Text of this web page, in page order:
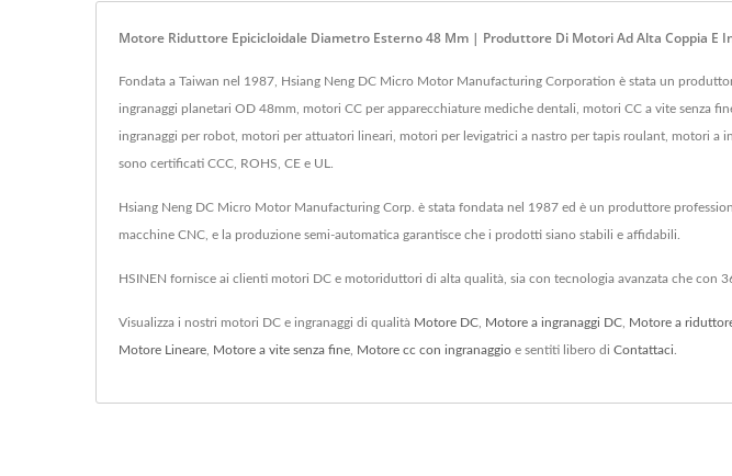
Motore Riduttore Epicicloidale Diametro Esterno 48 Mm | Produttore Di Motori Ad Alta Coppia E
Fondata a Taiwan nel 1987, Hsiang Neng DC Micro Motor Manufacturing Corporation è stata un
ingranaggi planetari OD 48mm, motori CC per apparecchiature mediche dentali, motori CC a vite senza
ingranaggi per robot, motori per attuatori lineari, motori per levigatrici a nastro per tapis roulant, motori a
sono certificati CCC, ROHS, CE e UL.
Hsiang Neng DC Micro Motor Manufacturing Corp. è stata fondata nel 1987 ed è un produttore
macchine CNC, e la produzione semi-automatica garantisce che i prodotti siano stabili e affidabili.
HSINEN fornisce ai clienti motori DC e motoriduttori di alta qualità, sia con tecnologia avanzata che con
Visualizza i nostri motori DC e ingranaggi di qualità Motore DC Motore a ingranaggi DC Motore a
Motore Lineare Motore a vite senza fine Motore cc con ingranaggio e sentiti libero di Contattaci